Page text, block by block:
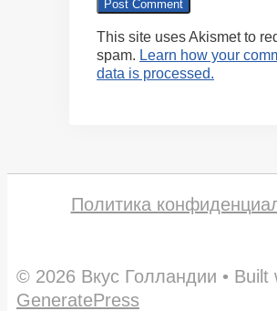
This site uses Akismet to
spam. Learn how your
data is processed.
Политика
© 2026 Вкус Голландии • Built
GeneratePress